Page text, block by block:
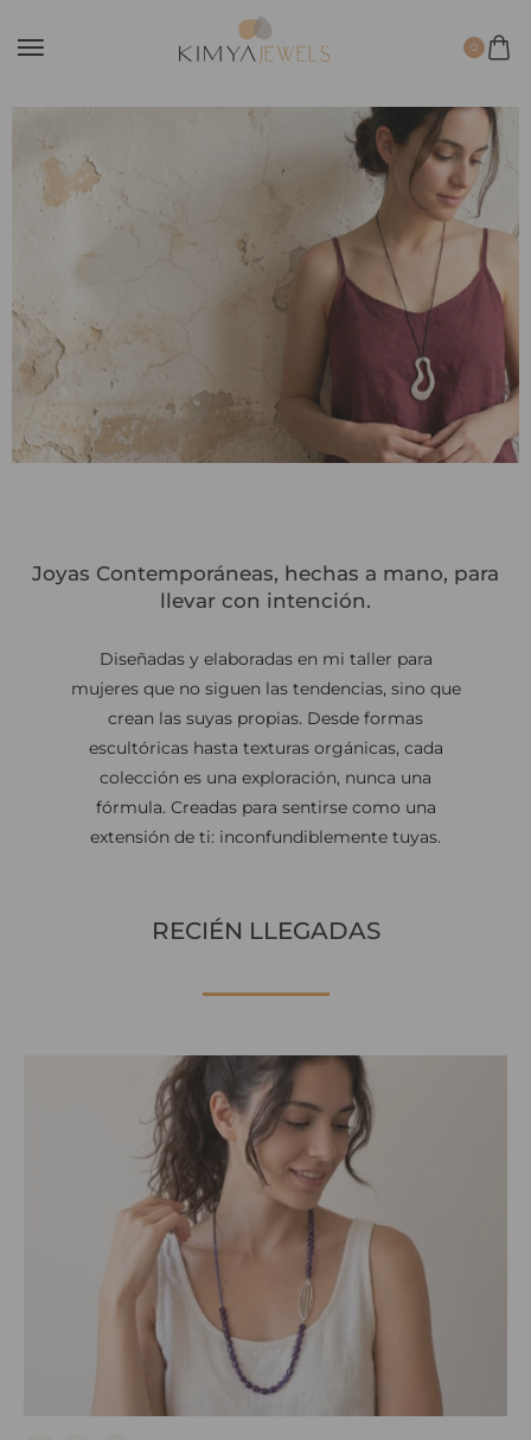
0
Joyas Contemporáneas, hechas a mano, para
llevar con intención.
Diseñadas y elaboradas en mi taller para
mujeres que no siguen las tendencias, sino que
crean las suyas propias. Desde formas
escultóricas hasta texturas orgánicas, cada
colección es una exploración, nunca una
fórmula. Creadas para sentirse como una
extensión de ti: inconfundiblemente tuyas.
RECIÉN LLEGADAS